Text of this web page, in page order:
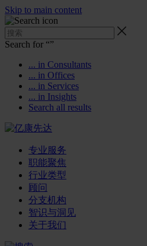
Skip to main content
Search for “”
... in Consultants
... in Offices
... in Services
... in Insights
Search all results
专业服务
职能聚焦
行业类型
顾问
分支机构
智识与洞见
关于我们